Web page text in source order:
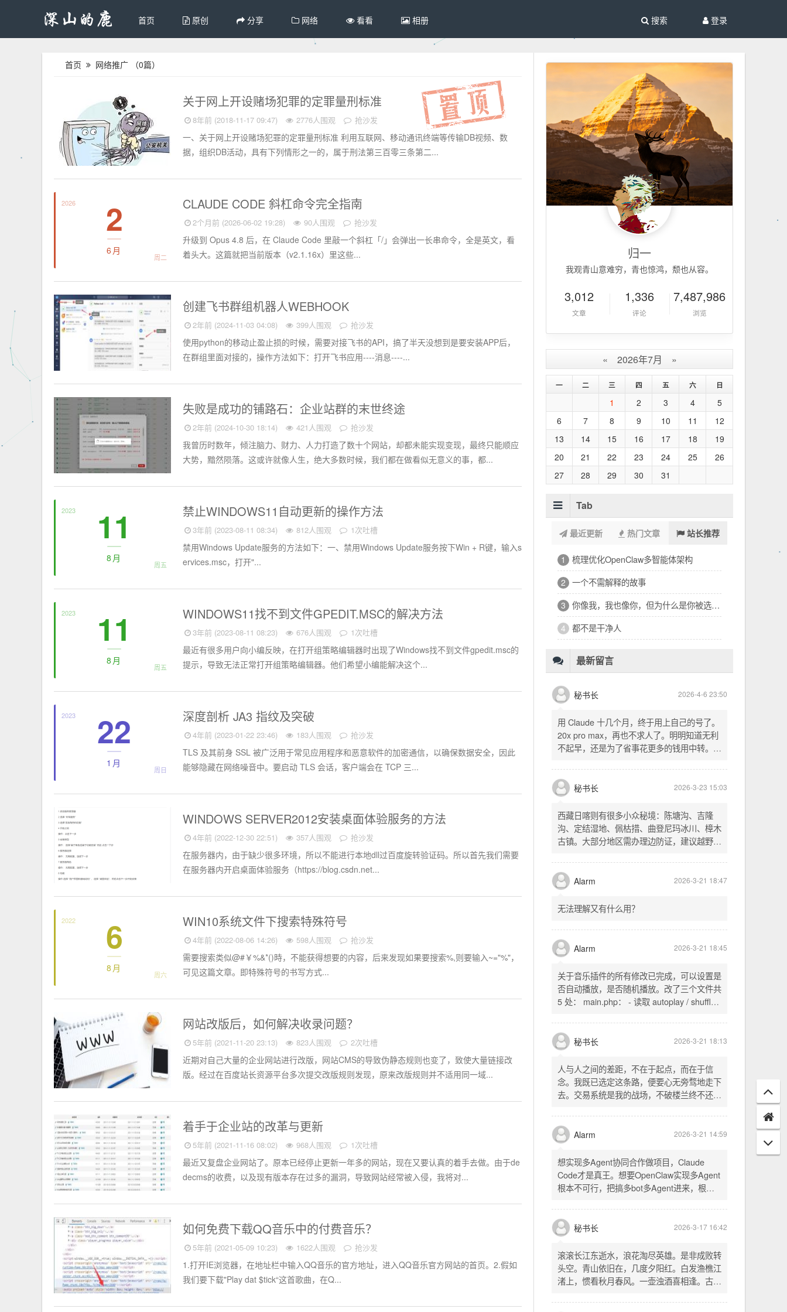
首页 原创 分享 网络 看看 相册 登录
搜索
首页 网络推广 （0篇）
关于网上开设赌场犯罪的定罪量刑标准
8年前 (2018-11-17 09:47) 2776人围观 抢沙发
一、关于网上开设赌场犯罪的定罪量刑标准 利用互联网、移动通讯终端等传输DB视频、数
据，组织DB活动，具有下列情形之一的，属于刑法第三百零三条第二...
2026 2
6月
周二
CLAUDE CODE 斜杠命令完全指南
2个月前 (2026-06-02 19:28) 90人围观 抢沙发
升级到 Opus 4.8 后，在 Claude Code 里敲一个斜杠「/」会弹出一长串命令，全是英文，看
着头大。这篇就把当前版本（v2.1.16x）里这些...
电脑知识 创建飞书群组机器人WEBHOOK
2年前 (2024-11-03 04:08) 399人围观 抢沙发
使用python的移动止盈止损的时候，需要对接飞书的API，搞了半天没想到是要安装APP后，
在群组里面对接的，操作方法如下：打开飞书应用----消息----...
SEO 失败是成功的铺路石：企业站群的末世终途
2年前 (2024-10-30 18:14) 421人围观 抢沙发
我曾历时数年，倾注脑力、财力、人力打造了数十个网站，却都未能实现变现，最终只能顺应
大势，黯然陨落。这或许就像人生，绝大多数时候，我们都在做看似无意义的事，都...
2023 11
8月
周五
禁止WINDOWS11自动更新的操作方法
3年前 (2023-08-11 08:34) 812人围观 1次吐槽
禁用Windows Update服务的方法如下：一、禁用Windows Update服务按下Win + R键，输入s
ervices.msc，打开"...
2023 11
8月
周五
WINDOWS11找不到文件GPEDIT.MSC的解决方法
3年前 (2023-08-11 08:23) 676人围观 1次吐槽
最近有很多用户向小编反映，在打开组策略编辑器时出现了Windows找不到文件gpedit.msc的
提示，导致无法正常打开组策略编辑器。他们希望小编能解决这个...
2023 22
1月
周日
深度剖析 JA3 指纹及突破
4年前 (2023-01-22 23:46) 183人围观 抢沙发
TLS 及其前身 SSL 被广泛用于常见应用程序和恶意软件的加密通信，以确保数据安全，因此
能够隐藏在网络噪音中。要启动 TLS 会话，客户端会在 TCP 三...
WINDOWS SERVER2012安装桌面体验服务的方法
4年前 (2022-12-30 22:51) 357人围观 抢沙发
在服务器内，由于缺少很多环境，所以不能进行本地dll过百度旋转验证码。所以首先我们需要
在服务器内开启桌面体验服务（https://blog.csdn.net...
2022 6
8月
周六
WIN10系统文件下搜索特殊符号
4年前 (2022-08-06 14:26) 598人围观 抢沙发
需要搜索类似@#￥%&*()時，不能获得想要的内容，后来发现如果要搜索%,则要输入~="%"，
可见这篇文章。即特殊符号的书写方式...
SEO 网站改版后，如何解决收录问题？
5年前 (2021-11-20 23:13) 823人围观 2次吐槽
近期对自己大量的企业网站进行改版，网站CMS的导致伪静态规则也变了，致使大量链接改
版。经过在百度站长资源平台多次提交改版规则发现，原来改版规则并不适用同一域...
SEO 着手于企业站的改革与更新
5年前 (2021-11-16 08:02) 968人围观 1次吐槽
最近又复盘企业网站了。原本已经停止更新一年多的网站，现在又要认真的着手去做。由于de
decms的收费，以及现有版本存在过多的漏洞，导致网站经常被入侵，我将对...
电脑知识 如何免费下载QQ音乐中的付费音乐？
5年前 (2021-05-09 10:23) 1622人围观 抢沙发
1.打开IE浏览器，在地址栏中输入QQ音乐的官方地址，进入QQ音乐官方网站的首页。2.假如
我们要下载"Play dat $tick“这首歌曲，在Q...
归一
我观青山意难穷，青也惊鸿，颓也从容。
3,012
文章
1,336
评论
7,487,986
浏览
« 2026年7月 »
一 二 三 四 五 六 日
1 2 3 4
5
6
7 8 9 10 11
12
13
14 15 16 17 18
19
20
21 22 23 24 25
26
27
28 29 30 31
Tab
最近更新 热门文章 站长推荐
1 浑浑噩噩一整天，签了个十万的工程
2 32岁的深夜，有点惶恐
3 修车、装盖板、忙到深夜的琐碎一天
4 看完文德的二手房，护板一路响回电城
6 十六万二千八提了特斯拉，又看上东园公馆
秘书长 2026-4-6 23:50
用 Claude 十几个月，终于用上自己的号了。
20x pro max，再也不求人了。明明知道无利
不起早，还是为了省事花更多的钱用中转。链
SSH 用 gost 做 HTTP+SOCKS 转换才能用
多 Agent。配置麻烦了点，设定好了后直接任
意 IP 进行 SSH 登录。畅用，值得纪念。
秘书长 2026-3-23 15:03
西藏日喀则有很多小众秘境：陈塘沟、吉隆
沟、定结湿地、佩枯措、曲登尼玛冰川、樟木
古镇。大部分地区需办理边防证，建议越野
经吉隆口岸前往加德满都，沿途风景绝美。
Alarm
无法理解又有什么用？
Alarm 2026-3-21 18:45
关于音乐插件的所有修改已完成，可以设置是
否自动播放，是否随机播放。改了三个文件共
5 处： main.php： - 读取 autoplay / shuffle
一行两个复选框（自动播放音乐 / 默认随机播
放），带配套 CSS track.php： - 在 var
playlist = [...] 后面输出 _p4zAutoplay 和
autoplay 从后端变量读取，不再硬编码 false
- shuffle 后台开启时强制随机，否则走
秘书长 2026-3-21 18:13
人与人之间的差距，不在于起点，而在于信
念。我既已选定这条路，便要心无旁骛地走下
去。交易系统是我的战场，不破楼兰终不还。
唯有目标，不可动摇。
Alarm 2026-3-21 14:59
想实现多Agent协同合作做项目，Claude
Code才是真王。想要OpenClaw实现多Agent
根本不可行，把搞多bot多Agent进来，根本
秘书长 2026-3-17 16:42
滚滚长江东逝水，浪花淘尽英雄。是非成败转